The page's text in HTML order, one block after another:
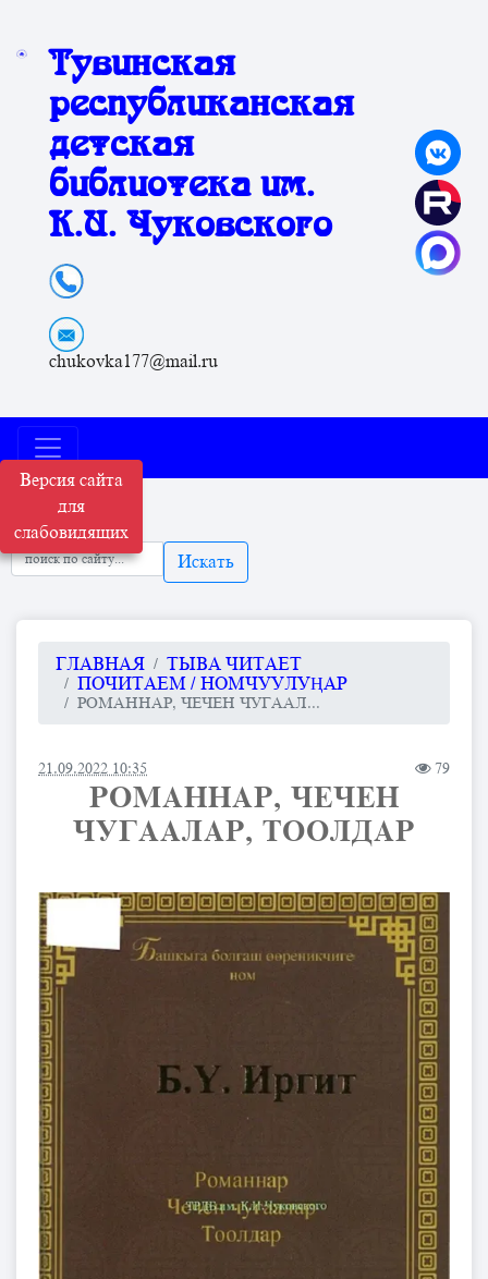
Версия сайта
для
слабовидящих
Тувинская
республиканская
детская
библиотека им.
К.И. Чуковского
chukovka177@mail.ru
Искать
ГЛАВНАЯ
ТЫВА ЧИТАЕТ
ПОЧИТАЕМ / НОМЧУУЛУҢАР
РОМАННАР, ЧЕЧЕН ЧУГААЛ...
21.09.2022 10:35 79
РОМАННАР, ЧЕЧЕН
ЧУГААЛАР, ТООЛДАР